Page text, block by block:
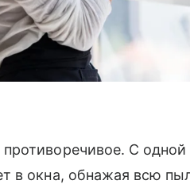
С
в окна, обнажая всю